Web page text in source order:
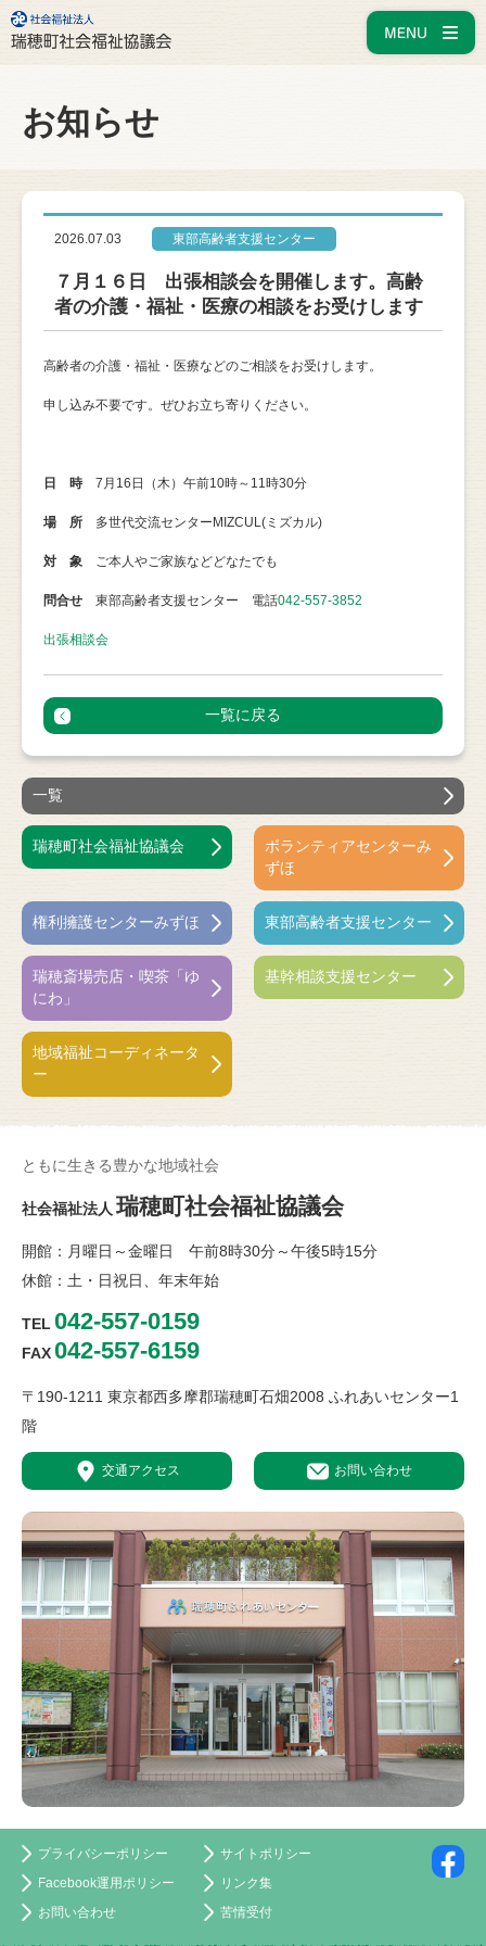
お知らせ
2026.07.03 東部高齢者支援センター
７月１６日 出張相談会を開催します。高齢
者の介護・福祉・医療の相談をお受けします
高齢者の介護・福祉・医療などのご相談をお受けします。
申し込み不要です。ぜひお立ち寄りください。
日 時7月16日（木）午前10時～11時30分
場 所 多世代交流センターMIZCUL(ミズカル)
対 象 ご本人やご家族などどなたでも
問合せ 東部高齢者支援センター 電話042-557-3852
出張相談会
一覧に戻る
一覧
瑞穂町社会福祉協議会
ボランティアセンターみ
ずほ
権利擁護センターみずほ 東部高齢者支援センター
瑞穂斎場売店・喫茶「ゆ
にわ」
基幹相談支援センター
地域福祉コーディネータ
ー
ともに生きる豊かな地域社会
社会福祉法人 瑞穂町社会福祉協議会
開館：月曜日～金曜日 午前8時30分～午後5時15分
休館：土・日祝日、年末年始
TEL 042-557-0159
FAX 042-557-6159
〒190-1211 東京都西多摩郡瑞穂町石畑2008 ふれあいセンター1
階
交通アクセス お問い合わせ
プライバシーポリシー
サイトポリシー
Facebook運用ポリシー
リンク集
お問い合わせ
苦情受付